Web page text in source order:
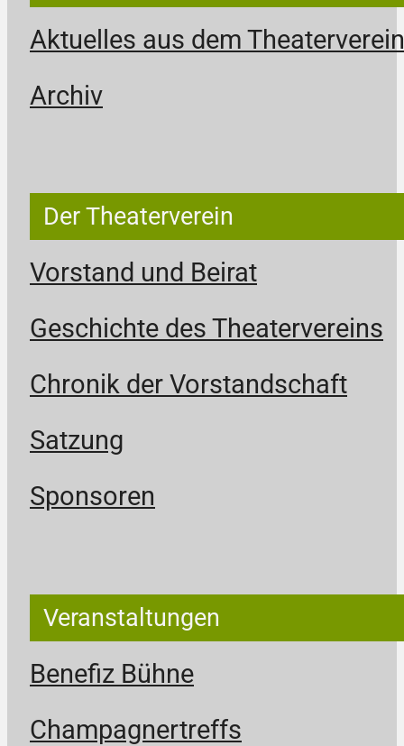
Aktuelles aus dem Theaterverein
Archiv
Der Theaterverein
Vorstand und Beirat
Geschichte des Theatervereins
Chronik der Vorstandschaft
Satzung
Sponsoren
Veranstaltungen
Benefiz Bühne
Champagnertreffs